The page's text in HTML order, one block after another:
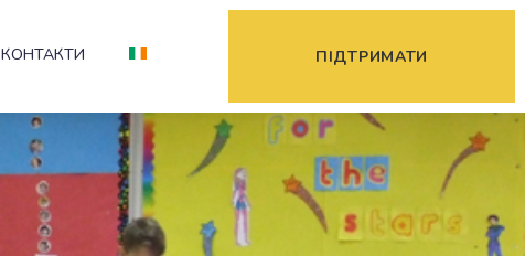
КОНТАКТИ ПІДТРИМАТИ